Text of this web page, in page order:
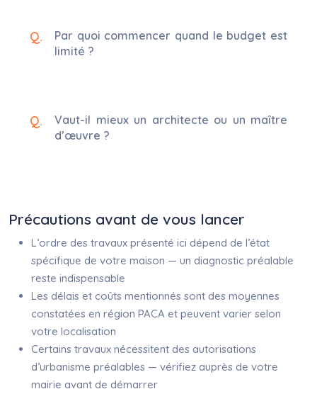
Par quoi commencer quand le budget est
limité ?
Vaut-il mieux un architecte ou un maître
d’œuvre ?
Précautions avant de vous lancer
L’ordre des travaux présenté ici dépend de l’état
spécifique de votre maison — un diagnostic préalable
reste indispensable
Les délais et coûts mentionnés sont des moyennes
constatées en région PACA et peuvent varier selon
votre localisation
Certains travaux nécessitent des autorisations
d’urbanisme préalables — vérifiez auprès de votre
mairie avant de démarrer